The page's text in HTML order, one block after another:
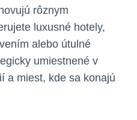
rôznym
luxusné hotely,
alebo útulné
umiestnené v
a miest, kde sa konajú